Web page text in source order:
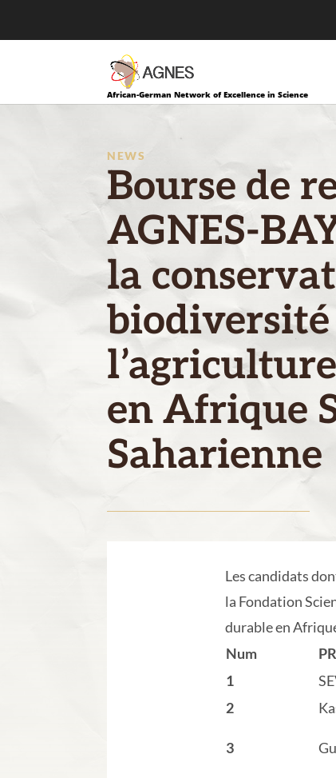
African-German Network of Excellence in Science
NEWS
Bourse de
AGNES-
la
en Afrique
Saharienne
Les candidats
la Fondation
durable en
Num
1
2
3